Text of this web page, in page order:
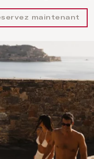
maintenant